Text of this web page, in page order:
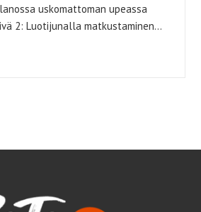
uskomattoman upeassa
2: Luotijunalla matkustaminen…